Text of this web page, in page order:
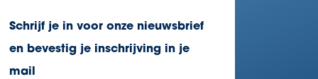
Schrijf je in voor onze nieuwsbrief
en bevestig je inschrijving in je
mail